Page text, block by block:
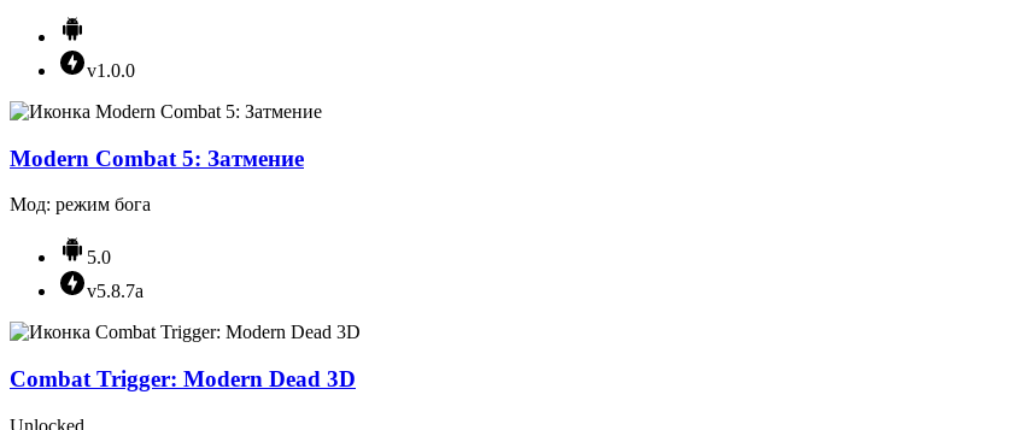
v1.0.0
Modern Combat 5: Затмение
Мод: режим бога
5.0
v5.8.7a
Combat Trigger: Modern Dead 3D
Unlocked